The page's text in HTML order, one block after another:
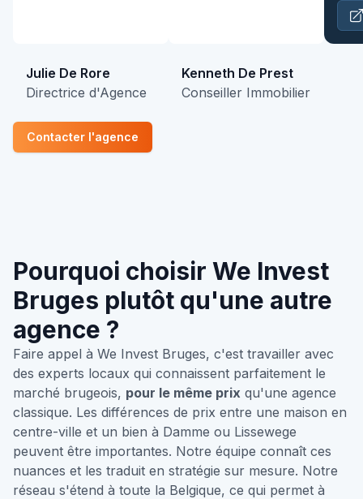
Julie De Rore
Directrice d'Agence
Kenneth De Prest
Conseiller Immobilier
Contacter l'agence
Pourquoi choisir We Invest
Bruges plutôt qu'une autre
agence ?
Faire appel à We Invest Bruges, c'est travailler avec
des experts locaux qui connaissent parfaitement le
marché brugeois, pour le même prix qu'une agence
classique. Les différences de prix entre une maison en
centre-ville et un bien à Damme ou Lissewege
peuvent être importantes. Notre équipe connaît ces
nuances et les traduit en stratégie sur mesure. Notre
réseau s'étend à toute la Belgique, ce qui permet à